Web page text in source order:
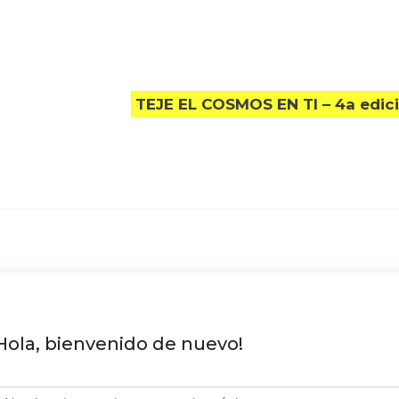
TEJE EL COSMOS EN TI – 4a
bienvenido de nuevo!